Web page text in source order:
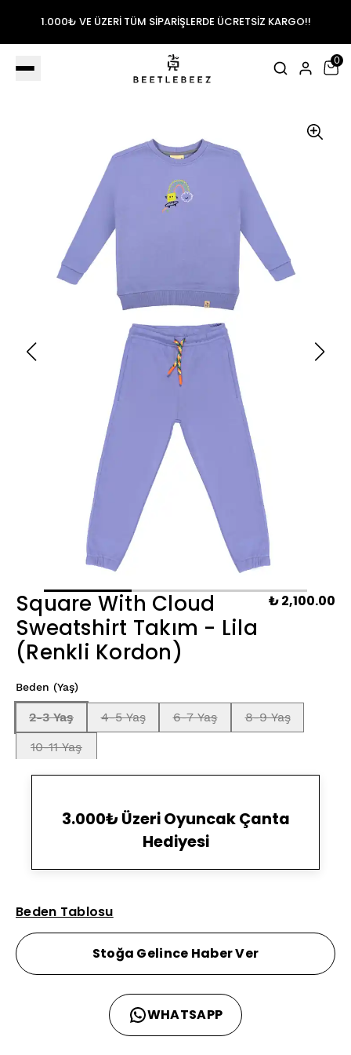
1.000₺ VE ÜZERİ TÜM SİPARİŞLERDE ÜCRETSİZ KARGO!!
0
Square With Cloud
Sweatshirt Takım - Lila
(Renkli Kordon)
₺ 2,100.00
Beden (Yaş)
2-3 Yaş 4-5 Yaş 6-7 Yaş
8-9 Yaş
10-11 Yaş
3.000₺ Üzeri Oyuncak Çanta
Hediyesi
Beden Tablosu
Stoğa Gelince Haber Ver
WHATSAPP